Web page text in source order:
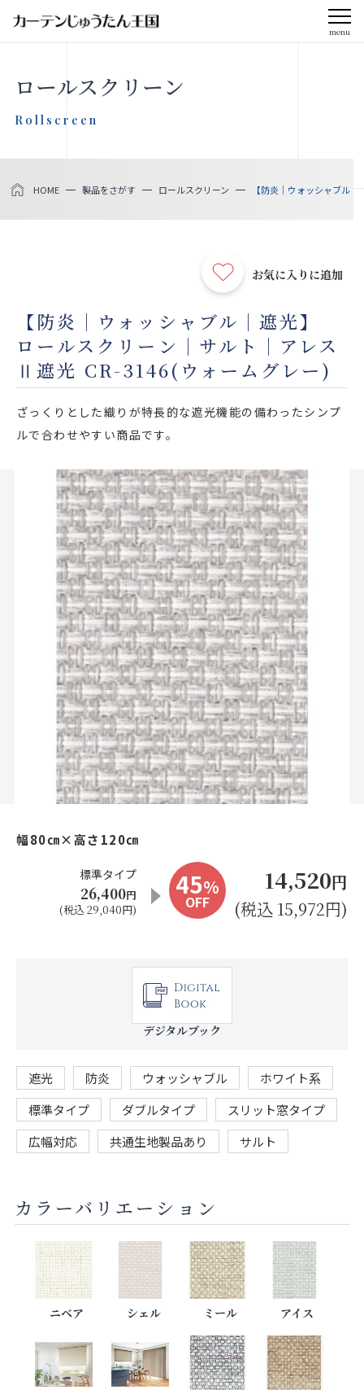
menu
会社案内
お知らせ
製品をさがす
店舗をさがす
私たちのこだわり
お客様の声
お役立ち情報
お問い合わせ
お気に入りリスト
お見積り来店予約はこちら
法人のお客様へ
ロールスクリーン
Rollscreen
HOME 製品をさがす ロールスクリーン 【防炎｜ウォッシャブル
お気に入りに追加
【防炎｜ウォッシャブル｜遮光】
ロールスクリーン｜サルト｜アレス
Ⅱ遮光 CR-3146(ウォームグレー)
ざっくりとした織りが特長的な遮光機能の備わったシンプ
ルで合わせやすい商品です。
幅80㎝×高さ120㎝
標準タイプ
26,400円
(税込 29,040円)
45%
OFF
14,520円
(税込 15,972円)
デジタルブック
遮光 防炎 ウォッシャブル
ホワイト系
標準タイプ
ダブルタイプ
スリット窓タイプ
広幅対応
共通生地製品あり サルト
カラーバリエーション
ニベア シェル ミール アイス